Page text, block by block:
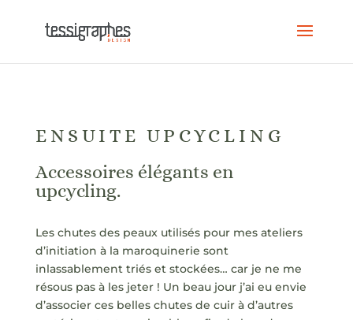
ENSUITE UPCYCLING
Accessoires élégants en
upcycling.
Les chutes des peaux utilisés pour mes ateliers
d’initiation à la maroquinerie sont
inlassablement triés et stockées… car je ne me
résous pas à les jeter ! Un beau jour j’ai eu envie
d’associer ces belles chutes de cuir à d’autres